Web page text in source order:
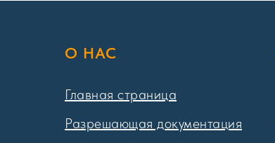
О НАС
Главная страница
Разрешающая документация